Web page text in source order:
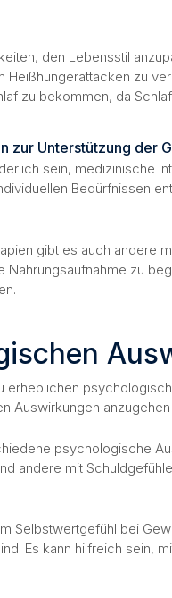
den Lebensstil
Heißhungerattacken zu
zu bekommen, da
zur Unterstützung der
sein, medizinische
Bedürfnissen
gibt es auch andere
Nahrungsaufnahme zu
erheblichen
Auswirkungen
psychologische
andere mit
Selbstwertgefühl bei
Es kann hilfreich sein,